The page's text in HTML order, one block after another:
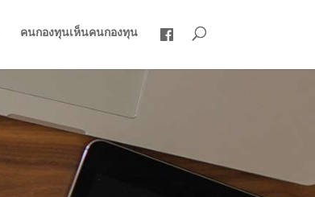
คนกองทุนเห็นคนกองทุน